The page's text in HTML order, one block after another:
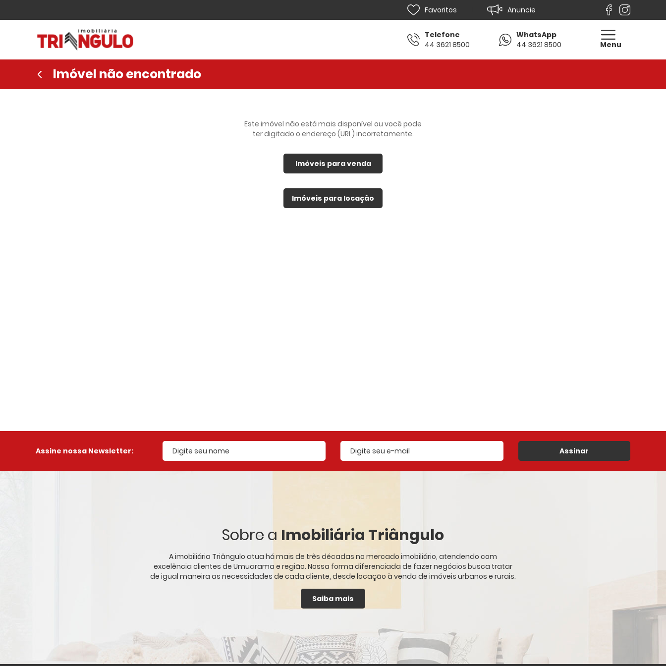
Favoritos Anuncie
Telefone
44 3621 8500
WhatsApp
44 3621 8500
Menu
Home
Locação
Financiamento
Imóvel não encontrado
Este imóvel não está mais disponível ou você pode
ter digitado o endereço (URL) incorretamente.
Imóveis para venda
Imóveis para locação
Assine nossa Newsletter: Assinar
E-mail cadastrado
Sobre a Imobiliária Triângulo
A imobiliária Triângulo atua há mais de três décadas no mercado imobiliário, atendendo com
excelência clientes de Umuarama e região. Nossa forma diferenciada de fazer negócios busca tratar
de igual maneira as necessidades de cada cliente, desde locação à venda de imóveis urbanos e rurais.
Saiba mais